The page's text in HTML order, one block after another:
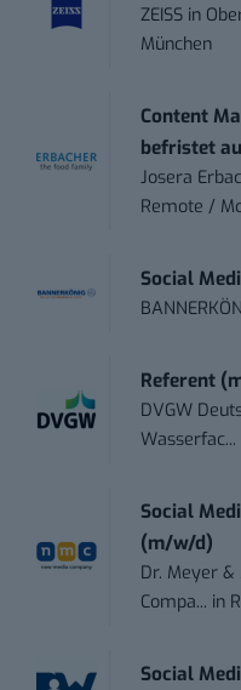
ZEISS in
München
Content
befristet
Josera
Remote /
Social
Referent
DVGW
Wasserfac...
Social
(m/w/d)
Dr. Meyer
Compa... in
Social